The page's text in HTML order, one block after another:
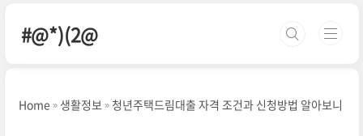
#@*)(2@
Home 생활정보 청년주택드림대출 자격 조건과 신청방법 알아보니